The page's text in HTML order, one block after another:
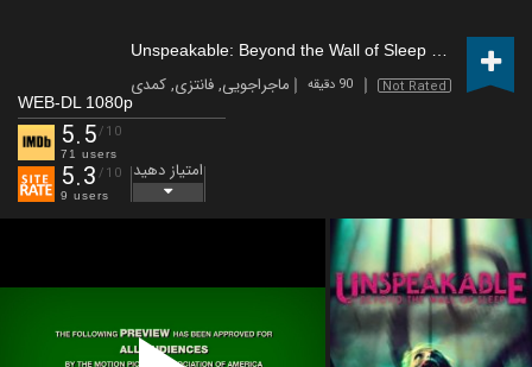
Not Rated 90 دقیقه ماجراجویی,فانتزی,کمدی
WEB-DL 1080p
5.5/10
71 users
5.3 /10
9 users
امتیاز دهید